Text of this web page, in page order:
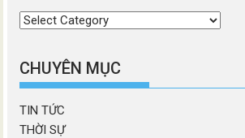
Chọn
mục
CHUYÊN MỤC
TIN TỨC
THỜI SỰ